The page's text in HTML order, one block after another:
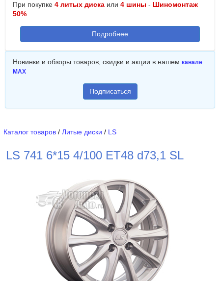
При покупке 4 литых диска или 4 шины - Шиномонтаж
50%
Подробнее
Новинки и обзоры товаров, скидки и акции в нашем канале
MAX
Подписаться
Каталог товаров / Литые диски / LS
LS 741 6*15 4/100 ET48 d73,1 SL